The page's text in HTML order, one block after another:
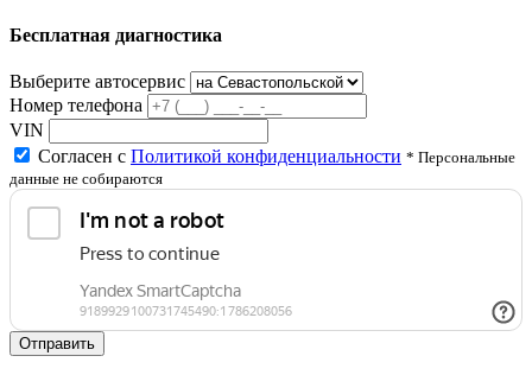
Бесплатная диагностика
Выберите автосервис
Номер телефона
VIN
Согласен с Политикой конфиденциальности * Персональные
данные не собираются
Отправить